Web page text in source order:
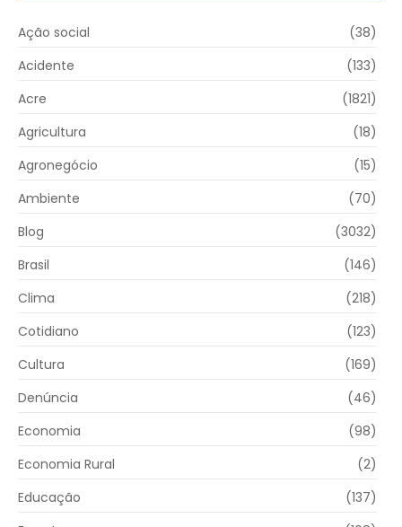
Ação social
(38)
Acidente
(133)
Acre
(1821)
Agricultura
(18)
Agronegócio
(15)
Ambiente
(70)
Blog
(3032)
Brasil
(146)
Clima
(218)
Cotidiano
(123)
Cultura
(169)
Denúncia
(46)
Economia
(98)
Economia Rural
(2)
Educação
(137)